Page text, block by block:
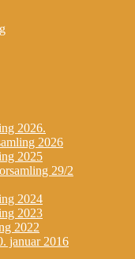
2026.
2026
2025
29/2
2024
2023
2022
januar 2016